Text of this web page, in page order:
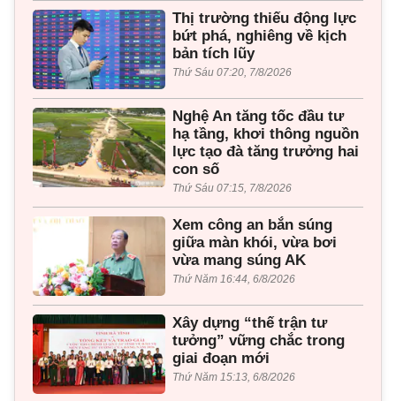
Thị trường thiếu động lực
bứt phá, nghiêng về kịch
bản tích lũy
Thứ Sáu 07:20, 7/8/2026
Nghệ An tăng tốc đầu tư
hạ tầng, khơi thông nguồn
lực tạo đà tăng trưởng hai
con số
Thứ Sáu 07:15, 7/8/2026
Xem công an bắn súng
giữa màn khói, vừa bơi
vừa mang súng AK
Thứ Năm 16:44, 6/8/2026
Xây dựng “thế trận tư
tưởng” vững chắc trong
giai đoạn mới
Thứ Năm 15:13, 6/8/2026